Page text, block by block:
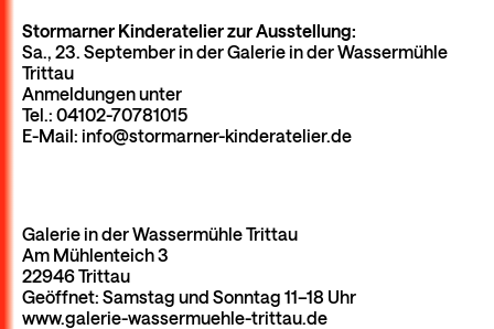
Stormarner Kinderatelier zur Ausstellung:
Sa., 23. September in der Galerie in der Wassermühle
Trittau
Anmeldungen unter
Tel.: 04102-70781015
E-Mail: info@stormarner-kinderatelier.de
Galerie in der Wassermühle Trittau
Am Mühlenteich 3
22946 Trittau
Geöffnet: Samstag und Sonntag 11–18 Uhr
www.galerie-wassermuehle-trittau.de